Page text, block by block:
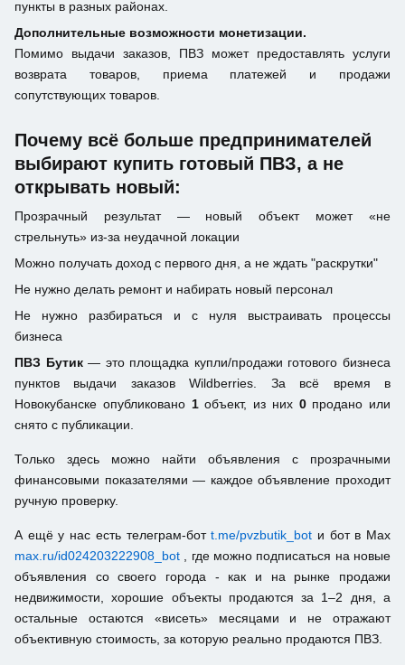
пункты в разных районах.
Дополнительные возможности монетизации.
Помимо выдачи заказов, ПВЗ может предоставлять услуги
возврата товаров, приема платежей и продажи
сопутствующих товаров.
Почему всё больше предпринимателей
выбирают купить готовый ПВЗ, а не
открывать новый:
Прозрачный результат — новый объект может «не
стрельнуть» из-за неудачной локации
Можно получать доход с первого дня, а не ждать "раскрутки"
Не нужно делать ремонт и набирать новый персонал
Не нужно разбираться и с нуля выстраивать процессы
бизнеса
ПВЗ Бутик— это площадка купли/продажи готового бизнеса
пунктов выдачи заказов Wildberries. За всё время в
Новокубанске опубликовано 1объект, из них 0продано или
снято с публикации.
Только здесь можно найти объявления с прозрачными
финансовыми показателями — каждое объявление проходит
ручную проверку.
А ещё у нас есть телеграм-ботt.me/pvzbutik_bot и бот в Max
max.ru/id024203222908_bot
, где можно подписаться на новые
объявления со своего города - как и на рынке продажи
недвижимости, хорошие объекты продаются за 1–2 дня, а
остальные остаются «висеть» месяцами и не отражают
объективную стоимость, за которую реально продаются ПВЗ.